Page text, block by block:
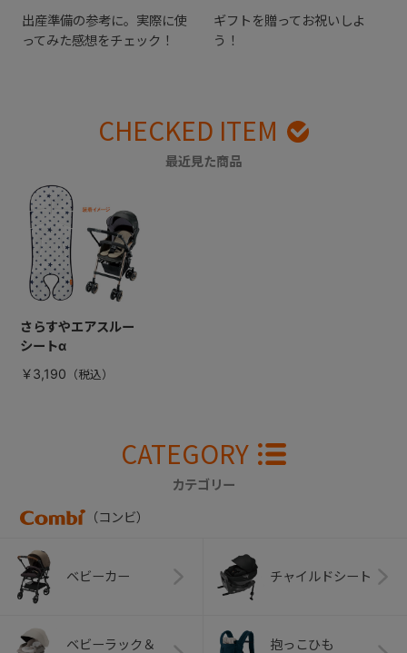
出産準備の参考に。実際に使
ってみた感想をチェック！
ギフトを贈ってお祝いしよ
う！
CHECKED ITEM
最近見た商品
さらすやエアスルー
シートα
￥3,190
CATEGORY
カテゴリー
（コンビ）
ベビーカー チャイルドシート
ベビーラック＆
抱っこひも